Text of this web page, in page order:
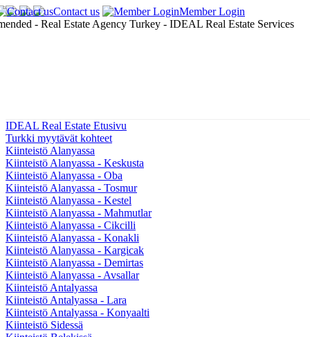
Contact us Member Login
IDEAL Real Estate Etusivu
Turkki myytävät kohteet
Kiinteistö Alanyassa
Kiinteistö Alanyassa - Keskusta
Kiinteistö Alanyassa - Oba
Kiinteistö Alanyassa - Tosmur
Kiinteistö Alanyassa - Kestel
Kiinteistö Alanyassa - Mahmutlar
Kiinteistö Alanyassa - Cikcilli
Kiinteistö Alanyassa - Konakli
Kiinteistö Alanyassa - Kargicak
Kiinteistö Alanyassa - Demirtas
Kiinteistö Alanyassa - Avsallar
Kiinteistö Antalyassa
Kiinteistö Antalyassa - Lara
Kiinteistö Antalyassa - Konyaalti
Kiinteistö Sidessä